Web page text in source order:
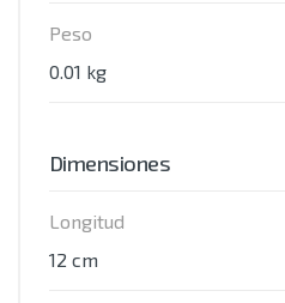
Peso
0.01 kg
Dimensiones
Longitud
12 cm